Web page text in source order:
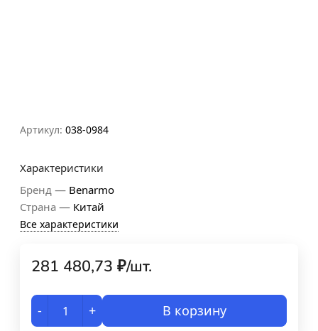
Артикул: 038-0984
Характеристики
Бренд — Benarmo
Страна — Китай
Все характеристики
281 480,73 ₽/шт.
- + В корзину